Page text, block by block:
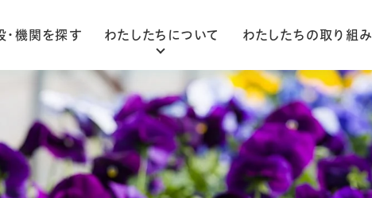
・機関を探す わたしたちについて
ごあいさつ
法人概要
組織図
わたしたちの取り組み